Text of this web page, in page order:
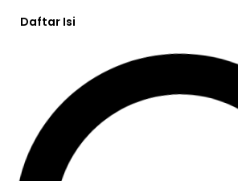
Daftar Isi